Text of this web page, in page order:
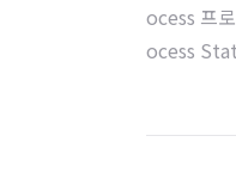
ocess 프
ocess